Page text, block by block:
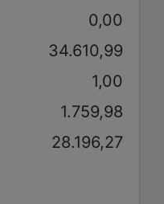
0,00
34.610,99
1,00
1.759,98
28.196,27